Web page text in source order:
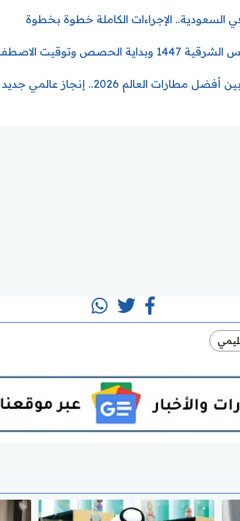
في السعودية.. الإجراءات الكاملة خطوة بخطوة
الاصطفاف الصباحي
العالم 2026.. إنجاز عالمي جديد